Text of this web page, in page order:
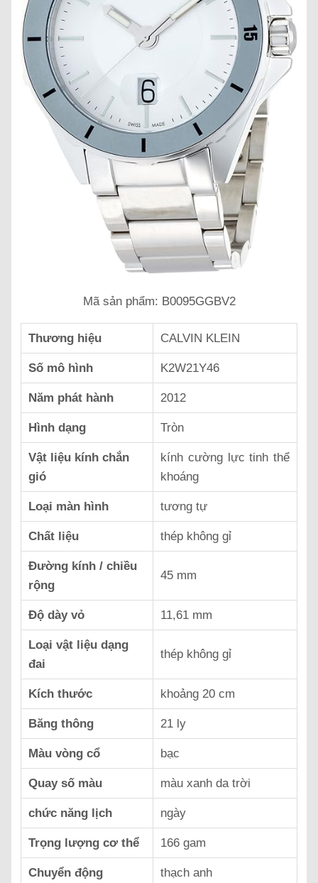
Mã sản phẩm: B0095GGBV2
Thương hiệu CALVIN KLEIN
Số mô hình K2W21Y46
Năm phát hành 2012
Hình dạng Tròn
Vật liệu kính chắn
gió
kính cường lực tinh thể
khoáng
Loại màn hình tương tự
Chất liệu thép không gỉ
Đường kính / chiều
rộng
45 mm
Độ dày vỏ 11,61 mm
Loại vật liệu dạng
đai
thép không gỉ
Kích thước khoảng 20 cm
Băng thông 21 ly
Màu vòng cổ bạc
Quay số màu màu xanh da trời
chức năng lịch ngày
Trọng lượng cơ thể 166 gam
Chuyển động thạch anh